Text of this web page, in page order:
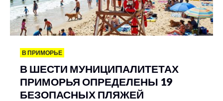
В ПРИМОРЬЕ
В ШЕСТИ МУНИЦИПАЛИТЕТАХ
ПРИМОРЬЯ ОПРЕДЕЛЕНЫ 19
БЕЗОПАСНЫХ ПЛЯЖЕЙ